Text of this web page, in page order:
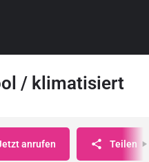
/ klimatisiert
anrufen Teilen